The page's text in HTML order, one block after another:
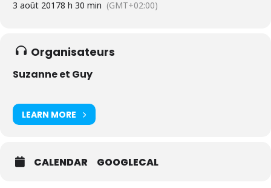
3 août 20178 h 30 min (GMT+02:00)
Organisateurs
Suzanne et Guy
LEARN MORE
CALENDAR GOOGLECAL